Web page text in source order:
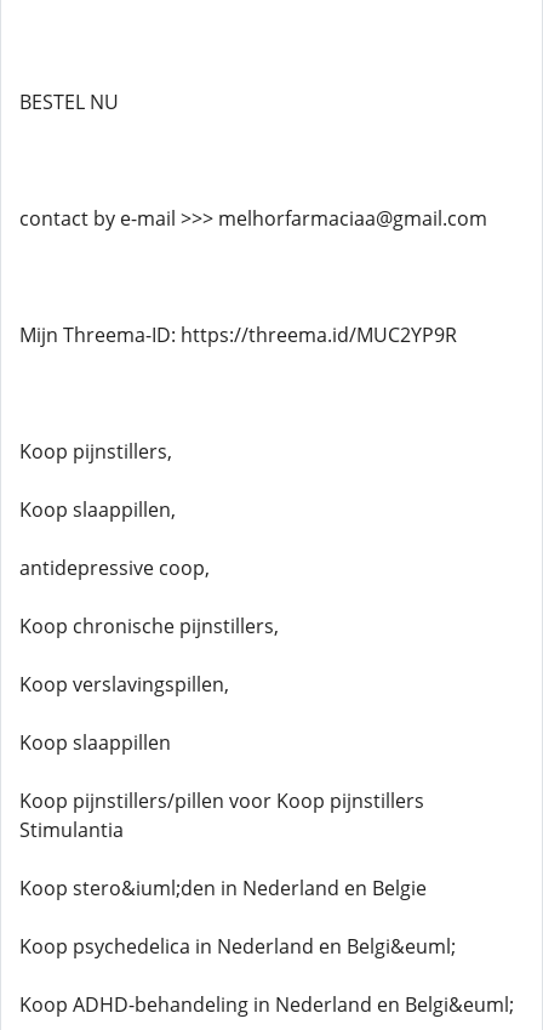
BESTEL NU
contact by e-mail >>> melhorfarmaciaa@gmail.com
Mijn Threema-ID: https://threema.id/MUC2YP9R
Koop pijnstillers,
Koop slaappillen,
antidepressive coop,
Koop chronische pijnstillers,
Koop verslavingspillen,
Koop slaappillen
Koop pijnstillers/pillen voor Koop pijnstillers
Stimulantia
Koop stero&iuml;den in Nederland en Belgie
Koop psychedelica in Nederland en Belgi&euml;
Koop ADHD-behandeling in Nederland en Belgi&euml;